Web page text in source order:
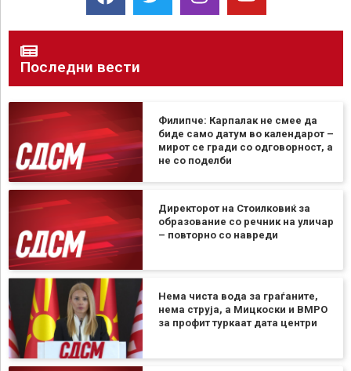
Последни вести
Филипче: Карпалак не смее да
биде само датум во календарот –
мирот се гради со одговорност, а
не со поделби
Директорот на Стоилковиќ за
образование со речник на уличар
– повторно со навреди
Нема чиста вода за граѓаните,
нема струја, а Мицкоски и ВМРО
за профит туркаат дата центри